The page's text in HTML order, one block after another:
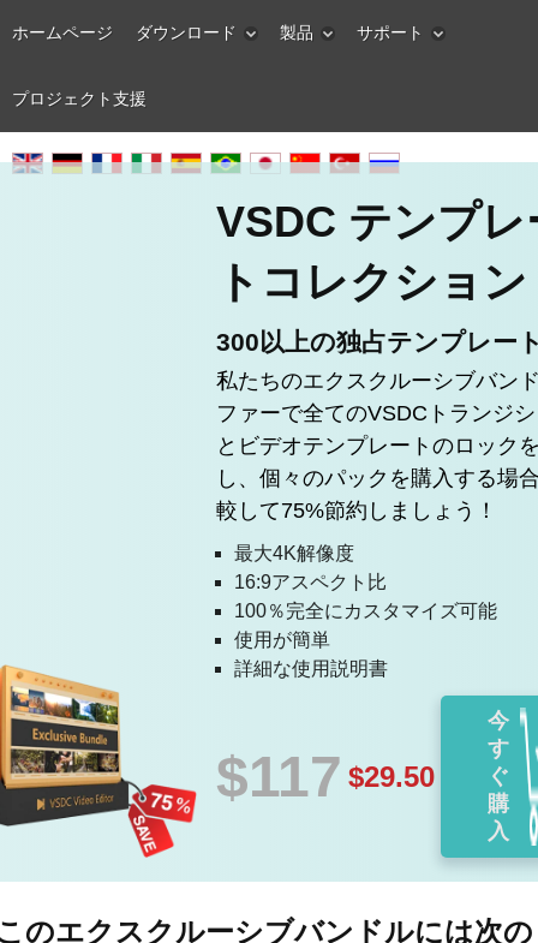
ホームページ ダウンロード 製品 サポート
プロジェクト支援
VSDC テンプレ
トコレクション
300以上の独占テンプレー
私たちのエクスクルーシブバン
ファーで全てのVSDCトランジ
とビデオテンプレートのロック
し、個々のパックを購入する場
較して75%節約しましょう！
最大4K解像度
16:9アスペクト比
100％完全にカスタマイズ可能
使用が簡単
詳細な使用説明書
$117 $29.50
今
す
ぐ
購
入
のエクスクルーシブバンドルには次の